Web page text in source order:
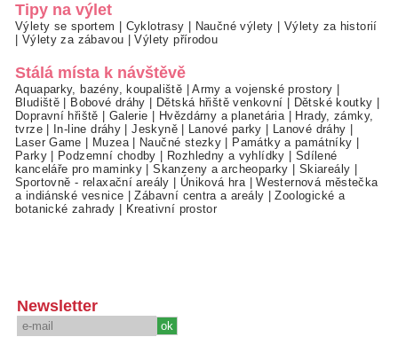
Tipy na výlet
Výlety se sportem Cyklotrasy Naučné výlety
Výlety za historií
Výlety za zábavou |Výlety přírodou
Stálá místa k návštěvě
Aquaparky, bazény, koupaliště |Army a vojenské prostory
Bludiště
Bobové dráhy Dětská hřiště venkovní Dětské koutky
Dopravní hřiště
Galerie Hvězdárny a planetária|
Hrady, zámky,
tvrze| In-line dráhy |Jeskyně| Lanové parky Lanové dráhy
Laser Game
Muzea| Naučné stezky Památky a památníky
Parky| Podzemní chodby Rozhledny a vyhlídky
Sdílené
kanceláře pro maminky |Skanzeny a archeoparky Skiareály
Sportovně - relaxační areály
Úniková hra|Westernová městečka
a indiánské vesnice |Zábavní centra a areály |Zoologické a
botanické zahrady
Kreativní prostor
Newsletter